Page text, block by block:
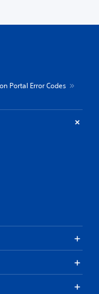
Portal Error Codes